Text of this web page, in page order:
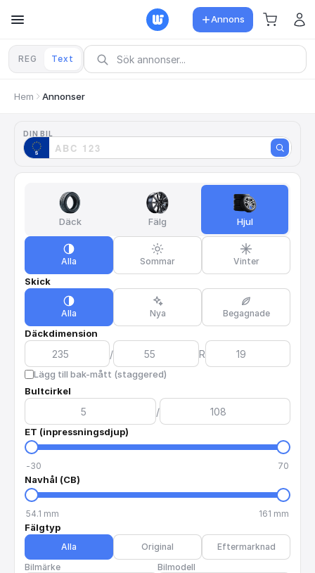
Annons
REG Text
Hem Annonser
DIN BIL
Däck Fälg Hjul
Alla Sommar Vinter
Skick
Alla Nya Begagnade
Däckdimension
/ R
Lägg till bak-mått (staggered)
Bultcirkel
/
ET (inpressningsdjup)
-30 70
Navhål (CB)
54.1 mm 161 mm
Fälgtyp
Alla Original
Eftermarknad
Bilmärke
Bilmodell